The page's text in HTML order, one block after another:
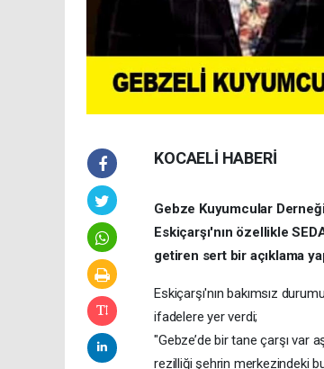
KOCAELİ HABERİ
Gebze Kuyumcular
Eskiçarşı'nın özellikle
getiren sert bir açıklama
Eskiçarşı'nın bakımsız
ifadelere yer verdi;
"Gebze’de bir tane çarşı var
rezilliği şehrin merkezindeki